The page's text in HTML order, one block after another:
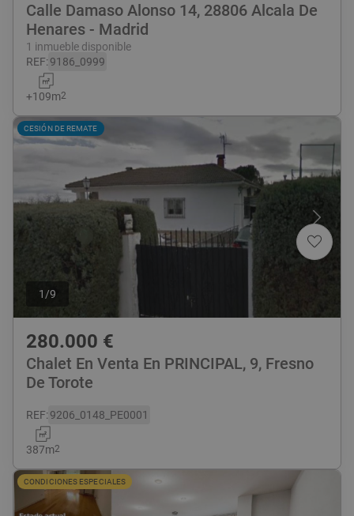
Calle Damaso Alonso 14, 28806 Alcala De
Henares - Madrid
1 inmueble disponible
REF:9186_0999
+109m2
1 /9
CESIÓN DE REMATE
280.000 €
Chalet En Venta En PRINCIPAL, 9, Fresno
De Torote
REF:9206_0148_PE0001
387m2
CONDICIONES ESPECIALES